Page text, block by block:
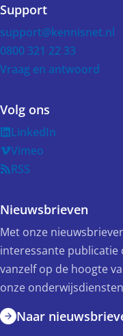
Support
support@kennisnet.nl
0800 321 22 33
Vraag en antwoord
Volg ons
LinkedIn
Vimeo
RSS
Nieuwsbrieven
Met onze
interessante publicatie
vanzelf op de hoogte
onze
Naar